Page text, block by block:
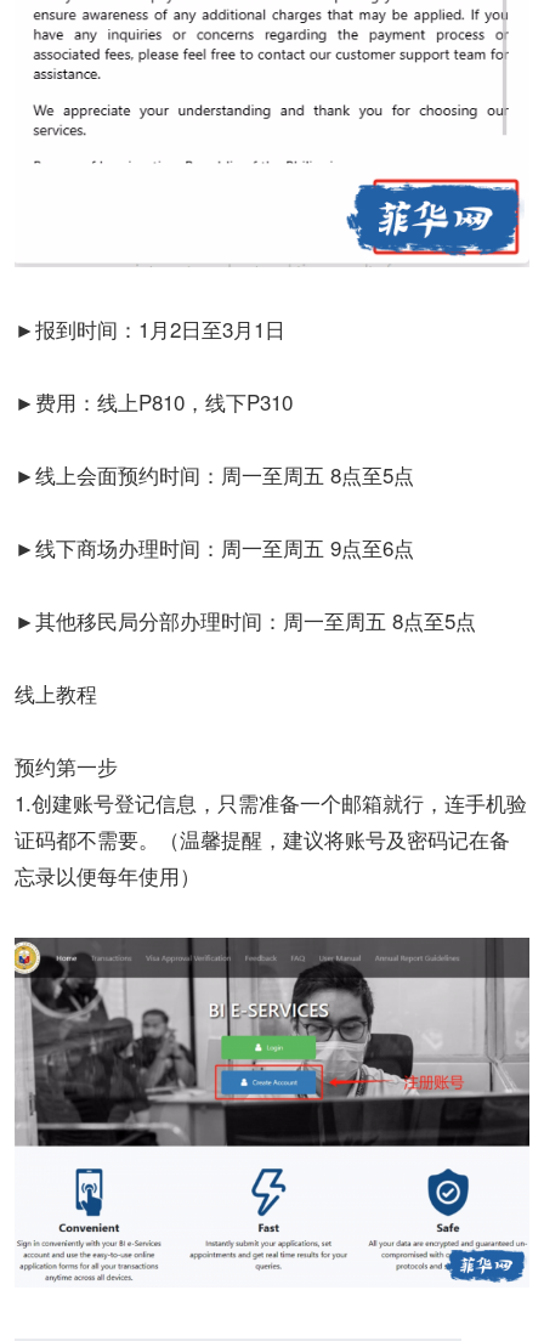
►报到时间：1月2日至3月1日
►费用：线上P810，线下P310
►线上会面预约时间：周一至周五 8点至5点
►线下商场办理时间：周一至周五 9点至6点
►其他移民局分部办理时间：周一至周五 8点至5点
线上教程
预约第一步
1.创建账号登记信息，只需准备一个邮箱就行，连手机验
证码都不需要。（温馨提醒，建议将账号及密码记在备
忘录以便每年使用）